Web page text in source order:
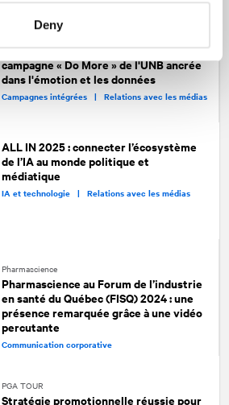
Deny
Université du Nouveau-Brunswick
Réimaginer le recrutement : la
campagne « Do More » de l'UNB ancrée
dans l'émotion et les données
Campagnes intégrées | Relations avec les médias
ALL IN 2025 : connecter l’écosystème
de l’IA au monde politique et
médiatique
IA et technologie |Relations avec les médias
Pharmascience
Pharmascience au Forum de l’industrie
en santé du Québec (FISQ) 2024 : une
présence remarquée grâce à une vidéo
percutante
Communication corporative
PGA TOUR
Stratégie promotionnelle réussie pour